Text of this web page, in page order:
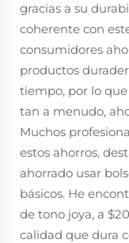
gracias a su
coherente con
consumidores
productos
tiempo, por lo
tan a menudo,
Muchos
estos ahorros,
ahorrado usar
básicos. He
de tono joya, a
calidad que dura